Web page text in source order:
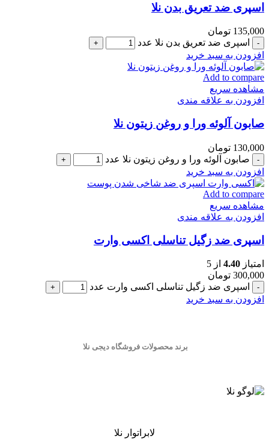
اسپری ضد تعریق بدن نلا
135,000 تومان
اسپری ضد تعریق بدن نلا عدد
افزودن به سبد خرید
Add to compare
مشاهده سریع
افزودن به علاقه مندی
صابون آلوئه ورا و روغن زیتون نلا
130,000 تومان
صابون آلوئه ورا و روغن زیتون نلا عدد
افزودن به سبد خرید
Add to compare
مشاهده سریع
افزودن به علاقه مندی
اسپری ضد زگیل تناسلی اکسی وارت
امتیاز 4.40 از 5
300,000 تومان
اسپری ضد زگیل تناسلی اکسی وارت عدد
افزودن به سبد خرید
برند محصولات فروشگاه دیجی نلا
لابراتوار نلا